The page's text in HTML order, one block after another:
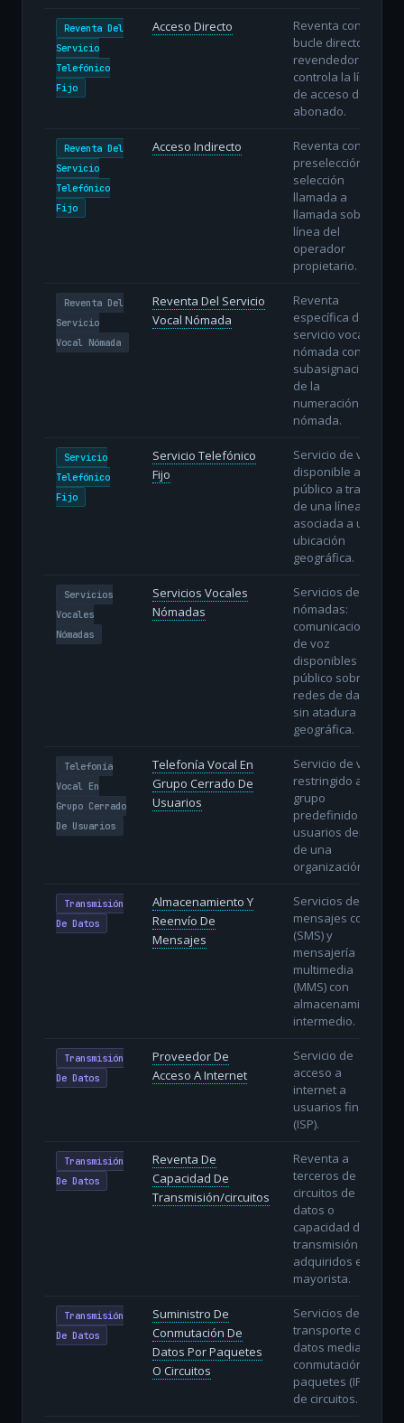
Reventa Del
Servicio
Telefónico
Fijo
Acceso Directo
Reventa con
bucle directo: el
revendedor
controla la línea
de acceso del
abonado.
Reventa Del
Servicio
Telefónico
Fijo
Acceso Indirecto
Reventa con
preselección o
selección
llamada a
llamada sobre la
línea del
operador
propietario.
Reventa Del
Servicio
Vocal Nómada
Reventa Del Servicio
Vocal Nómada
Reventa
específica del
servicio vocal
nómada con
subasignación
de la
numeración
nómada.
Servicio
Telefónico
Fijo
Servicio Telefónico
Fijo
Servicio de voz
disponible al
público a través
de una línea fija
asociada a una
ubicación
geográfica.
Servicios
Vocales
Nómadas
Servicios Vocales
Nómadas
Servicios de voz
nómadas:
comunicaciones
de voz
disponibles al
público sobre
redes de datos
sin atadura
geográfica.
Telefonía
Vocal En
Grupo Cerrado
De Usuarios
Telefonía Vocal En
Grupo Cerrado De
Usuarios
Servicio de voz
restringido a un
grupo
predefinido de
usuarios dentro
de una
organización.
Transmisión
De Datos
Almacenamiento Y
Reenvío De
Mensajes
Servicios de
mensajes cortos
(SMS) y
mensajería
multimedia
(MMS) con
almacenamiento
intermedio.
Transmisión
De Datos
Proveedor De
Acceso A Internet
Servicio de
acceso a
internet a
usuarios finales
(ISP).
Transmisión
De Datos
Reventa De
Capacidad De
Transmisión/circuitos
Reventa a
terceros de
circuitos de
datos o
capacidad de
transmisión
adquiridos en
mayorista.
Transmisión
De Datos
Suministro De
Conmutación De
Datos Por Paquetes
O Circuitos
Servicios de
transporte de
datos mediante
conmutación de
paquetes (IP) o
de circuitos.